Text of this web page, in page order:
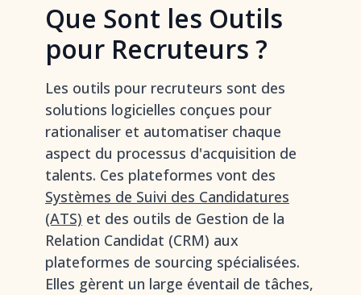
Que Sont les Outils
pour Recruteurs ?
Les outils pour recruteurs sont des
solutions logicielles conçues pour
rationaliser et automatiser chaque
aspect du processus d'acquisition de
talents. Ces plateformes vont des
Systèmes de Suivi des Candidatures
(ATS) et des outils de Gestion de la
Relation Candidat (CRM) aux
plateformes de sourcing spécialisées.
Elles gèrent un large éventail de tâches,